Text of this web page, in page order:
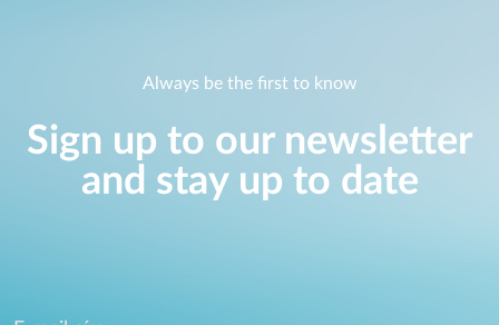
Always be the first to know
Sign up to our newsletter
and stay up to date